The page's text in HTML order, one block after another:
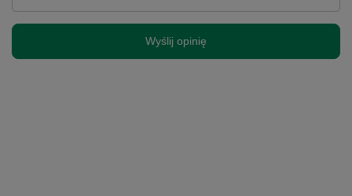
Wyślij opinię